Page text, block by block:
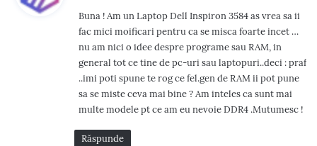
n
e
:
Buna ! Am un Laptop Dell Inspiron 3584 as vrea sa ii
fac mici moificari pentru ca se misca foarte incet …
nu am nici o idee despre programe sau RAM, in
general tot ce tine de pc-uri sau laptopuri..deci : praf
..imi poti spune te rog ce fel.gen de RAM ii pot pune
sa se miste ceva mai bine ? Am inteles ca sunt mai
multe modele pt ce am eu nevoie DDR4 .Mutumesc !
Răspunde